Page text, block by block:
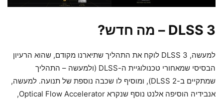
DLSS 3 – מה חדש?
למעשה, DLSS 3 לוקח את התהליך שתיארנו מקודם, שהוא הרעיון
הבסיסי שמאחורי טכנולוגיית ה-DLSS (ולמעשה – התהליך
שמתקיים ב-DLSS 2), ומוסיף לו שכבה נוספת של תנועה. למעשה,
אנבידיה הוסיפה אלנט נוסף שנקרא Optical Flow Accelerator,